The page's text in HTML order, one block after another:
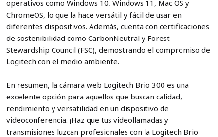
operativos como Windows 10, Windows 11, Mac OS y
ChromeOS, lo que la hace versátil y fácil de usar en
diferentes dispositivos. Además, cuenta con certificaciones
de sostenibilidad como CarbonNeutral y Forest
Stewardship Council (FSC), demostrando el compromiso de
Logitech con el medio ambiente.
En resumen, la cámara web Logitech Brio 300 es una
excelente opción para aquellos que buscan calidad,
rendimiento y versatilidad en un dispositivo de
videoconferencia. ¡Haz que tus videollamadas y
transmisiones luzcan profesionales con la Logitech Brio